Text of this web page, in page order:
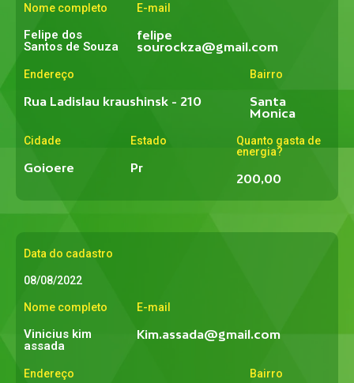
Nome completo
Felipe dos
Santos de Souza
E-mail
felipe
sourockza@gmail.com
Endereço
Rua Ladislau kraushinsk - 210
Bairro
Santa
Monica
Cidade
Goioere
Estado
Pr
Quanto gasta de
energia?
200,00
Data do cadastro
08/08/2022
Nome completo
Vinicius kim
assada
E-mail
Kim.assada@gmail.com
Endereço Bairro